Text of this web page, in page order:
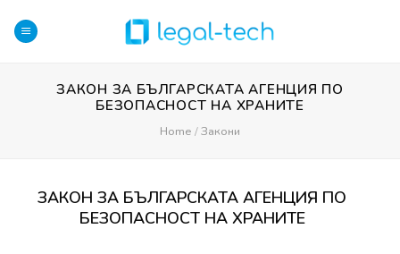
content
ЗАКОН ЗА БЪЛГАРСКАТА АГЕНЦИЯ ПО
БЕЗОПАСНОСТ НА ХРАНИТЕ
Home / Закони
ЗАКОН ЗА БЪЛГАРСКАТА АГЕНЦИЯ ПО
БЕЗОПАСНОСТ НА ХРАНИТЕ